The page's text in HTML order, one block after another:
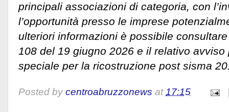
principali associazioni di categoria, con
l’opportunità presso le imprese
ulteriori informazioni è possibile
108 del 19 giugno 2026 e il relativo avviso
speciale per la ricostruzione post sisma
Posted by centroabruzzonews at17:15